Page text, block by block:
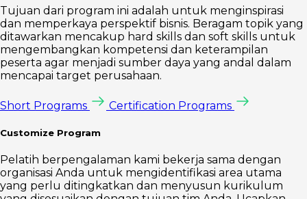
Tujuan dari program ini adalah untuk menginspirasi
dan memperkaya perspektif bisnis. Beragam topik yang
ditawarkan mencakup hard skills dan soft skills untuk
mengembangkan kompetensi dan keterampilan
peserta agar menjadi sumber daya yang andal dalam
mencapai target perusahaan.
Short Programs Certification Programs
Customize Program
Pelatih berpengalaman kami bekerja sama dengan
organisasi Anda untuk mengidentifikasi area utama
yang perlu ditingkatkan dan menyusun kurikulum